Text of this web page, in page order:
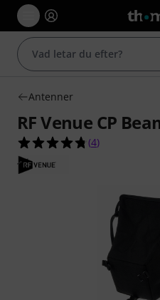
Antenner
RF Venue CP
4.8 av 5
(4)